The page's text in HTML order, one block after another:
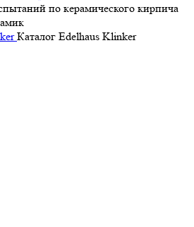
по керамического кирпича
Каталог Edelhaus Klinker